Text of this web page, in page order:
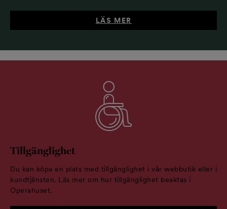
LÄS MER
Tillgänglighet
Du kan köpa en plats med tillgänglighet i vår webbutik eller i
kundtjänsten. Läs mer om hur tillgänglighet beaktas i
Operahuset.